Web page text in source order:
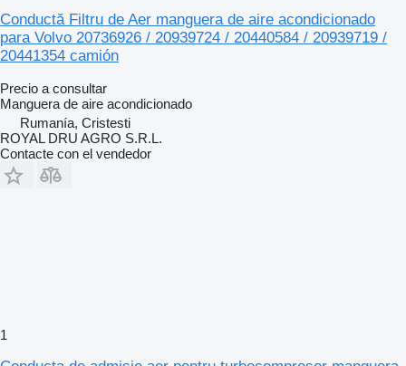
Conductă Filtru de Aer manguera de aire acondicionado
para Volvo 20736926 / 20939724 / 20440584 / 20939719 /
20441354 camión
Precio a consultar
Manguera de aire acondicionado
Rumanía, Cristesti
ROYAL DRU AGRO S.R.L.
Contacte con el vendedor
1